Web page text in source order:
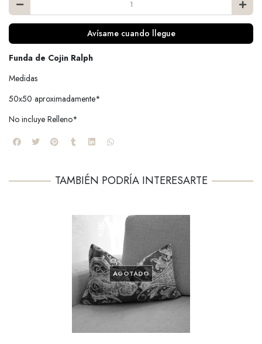
Avísame cuando llegue
Funda de Cojin Ralph
Medidas
50x50 aproximadamente*
No incluye Relleno*
TAMBIÉN PODRÍA INTERESARTE
AGOTADO